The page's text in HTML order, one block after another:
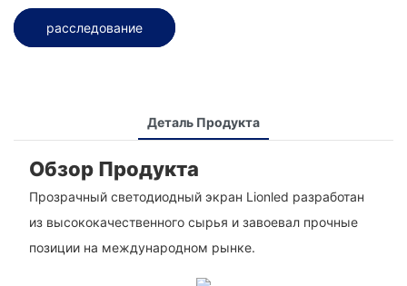
расследование
Деталь Продукта
Обзор Продукта
Прозрачный светодиодный экран Lionled разработан
из высококачественного сырья и завоевал прочные
позиции на международном рынке.